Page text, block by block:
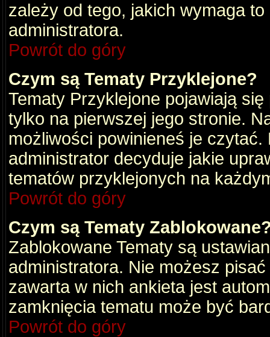
zależy od tego, jakich wymaga
administratora.
Powrót do góry
Czym są Tematy Przyklejone?
Tematy Przyklejone pojawiają
tylko na pierwszej jego stronie.
możliwości powinieneś je czytać.
administrator decyduje jakie
tematów przyklejonych na
Powrót do góry
Czym są Tematy
Zablokowane Tematy są
administratora. Nie możesz
zawarta w nich ankieta jest
zamknięcia tematu może być
Powrót do góry